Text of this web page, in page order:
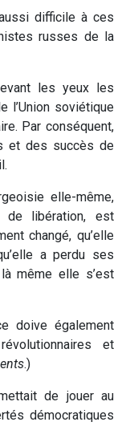
difficile à ces
russes de la
les yeux les
l’Union soviétique
Par conséquent,
et des succès de
elle-même,
de libération, est
changé, qu’elle
a perdu ses
même elle s’est
doive également
et
.)
de jouer au
démocratiques